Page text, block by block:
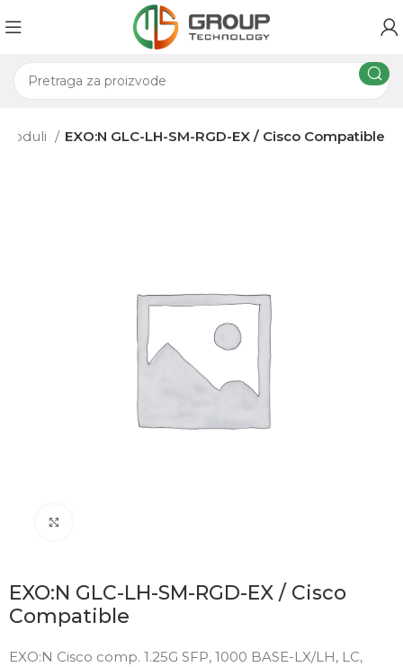
EXO:N GLC-LH-SM-RGD-EX / Cisco Compatible
EXO:N GLC-LH-SM-RGD-EX / Cisco
Compatible
EXO:N Cisco comp. 1.25G SFP, 1000 BASE-LX/LH, LC,